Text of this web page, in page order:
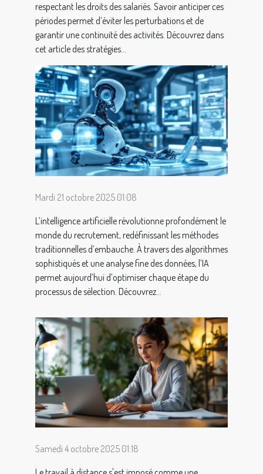
respectant les droits des salariés. Savoir anticiper ces
périodes permet d’éviter les perturbations et de
garantir une continuité des activités. Découvrez dans
cet article des stratégies...
Mardi 21 octobre 2025 01:08
L’intelligence artificielle révolutionne profondément le
monde du recrutement, redéfinissant les méthodes
traditionnelles d’embauche. À travers des algorithmes
sophistiqués et une analyse fine des données, l’IA
permet aujourd’hui d’optimiser chaque étape du
processus de sélection. Découvrez...
Samedi 4 octobre 2025 01:18